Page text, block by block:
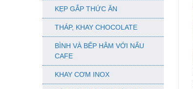
KẸP GẮP THỨC ĂN
THÁP, KHAY CHOCOLATE
BÌNH VÀ BẾP HÂM VỚI NẤU
CAFE
KHAY CƠM INOX